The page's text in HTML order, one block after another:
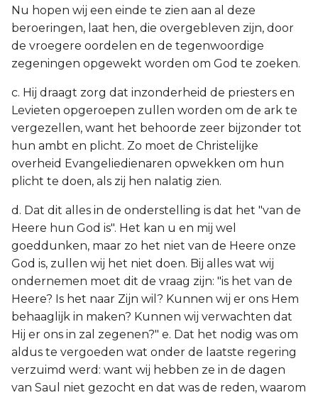
Nu hopen wij een einde te zien aan al deze
beroeringen, laat hen, die overgebleven zijn, door
de vroegere oordelen en de tegenwoordige
zegeningen opgewekt worden om God te zoeken.
c. Hij draagt zorg dat inzonderheid de priesters en
Levieten opgeroepen zullen worden om de ark te
vergezellen, want het behoorde zeer bijzonder tot
hun ambt en plicht. Zo moet de Christelijke
overheid Evangeliedienaren opwekken om hun
plicht te doen, als zij hen nalatig zien.
d. Dat dit alles in de onderstelling is dat het "van de
Heere hun God is". Het kan u en mij wel
goeddunken, maar zo het niet van de Heere onze
God is, zullen wij het niet doen. Bij alles wat wij
ondernemen moet dit de vraag zijn: "is het van de
Heere? Is het naar Zijn wil? Kunnen wij er ons Hem
behaaglijk in maken? Kunnen wij verwachten dat
Hij er ons in zal zegenen?" e. Dat het nodig was om
aldus te vergoeden wat onder de laatste regering
verzuimd werd: want wij hebben ze in de dagen
van Saul niet gezocht en dat was de reden, waarom